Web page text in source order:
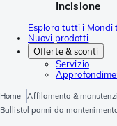
Incisione
Esplora tutti i Mondi
Nuovi prodotti
Offerte & sconti
Servizio
Home Affilamento &
Ballistol panni da